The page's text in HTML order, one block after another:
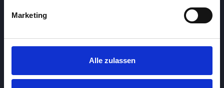
Marketing
Alle zulassen